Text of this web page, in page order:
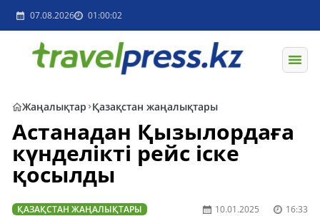
07.08.2026 01:00:02
Жаңалықтар Қазақстан жаңалықтары
Астанадан Қызылордаға
күнделікті рейс іске
қосылды
ҚАЗАҚСТАН ЖАҢАЛЫҚТАРЫ 10.01.2025 16:33